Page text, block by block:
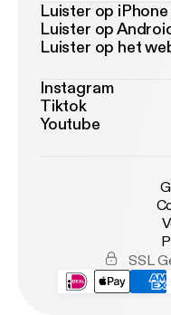
Luister op iPhone
Luister op
Luister op het
Instagram
Tiktok
Youtube
SSL